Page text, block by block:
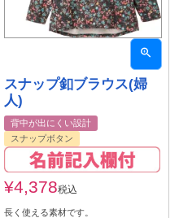
スナップ釦ブラウス(婦
人)
背中が出にくい設計
スナップボタン
¥4,378税込
長く使える素材です。